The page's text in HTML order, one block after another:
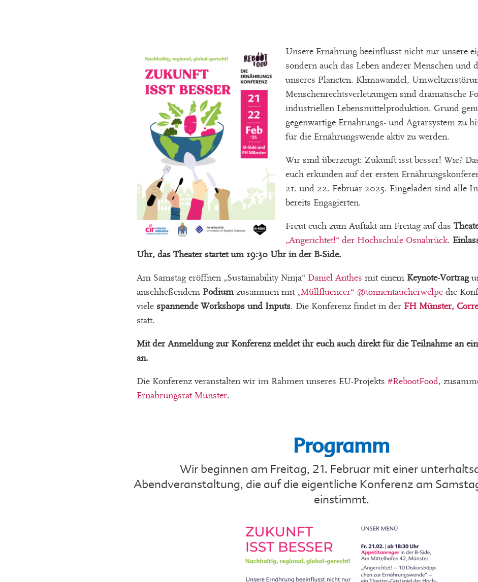
Unsere Ernährung beeinflusst nicht nur unsere
sondern auch das Leben anderer Menschen und
unseres Planeten. Klimawandel,
Menschenrechtsverletzungen sind dramatische
industriellen Lebensmittelproduktion. Grund
gegenwärtige Ernährungs- und Agrarsystem zu
für die Ernährungswende aktiv zu werden.
Wir sind überzeugt: Zukunft isst besser! Wie?
euch erkunden auf der ersten
21. und 22. Februar 2025. Eingeladen sind alle
bereits Engagierten.
Freut euch zum Auftakt am Freitag auf das
„Angerichtet!“ der Hochschule Osnabrück.
Uhr, das Theater startet um 19:30 Uhr in der B-Side.
Am Samstag eröffnen „Sustainability Ninja“ Daniel Anthes mit einem Keynote-Vortrag
anschließendem Podiumzusammen mit „Müllfluencer“ @tonnentaucherwelpe die
viele spannende Workshops und Inputs. Die Konferenz findet in der FH Münster,
statt.
Mit der Anmeldung zur Konferenz meldet ihr euch auch direkt für die Teilnahme an
an.
Die Konferenz veranstalten wir im Rahmen unseres EU-Projekts #RebootFood,
Ernährungsrat Münster.
Programm
Wir beginnen am Freitag, 21. Februar mit einer
Abendveranstaltung, die auf die eigentliche Konferenz am
einstimmt.